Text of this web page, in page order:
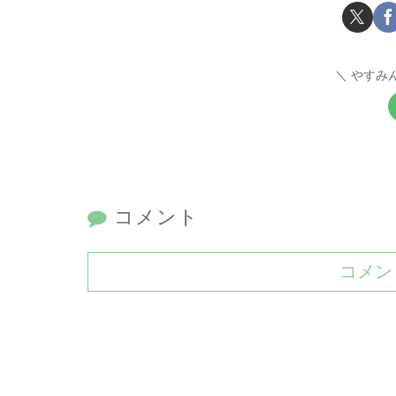
やすみ
コメント
コメ